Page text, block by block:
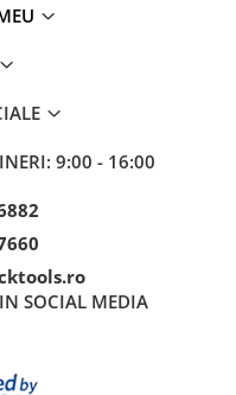
9:00 - 16:00
SOCIAL MEDIA